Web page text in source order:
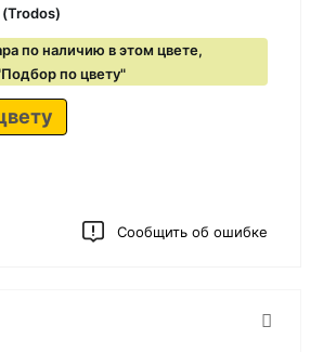
по наличию в этом цвете,
по цвету"
Сообщить об ошибке